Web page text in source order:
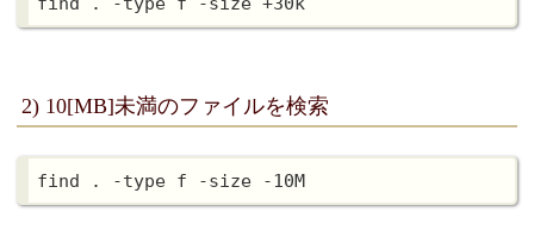
2) 10[MB]未満のファイルを検索